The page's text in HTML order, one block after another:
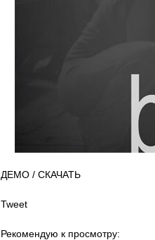
ДЕМО / СКАЧАТЬ
Tweet
Рекомендую к просмотру: